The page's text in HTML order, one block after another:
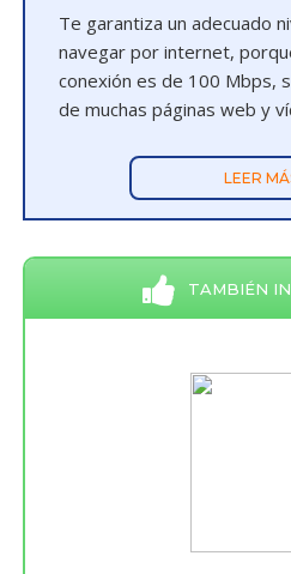
Te garantiza un adecuado
navegar por internet,
conexión es de 100 Mbps,
de muchas páginas web y
LEER
TAMBIÉN